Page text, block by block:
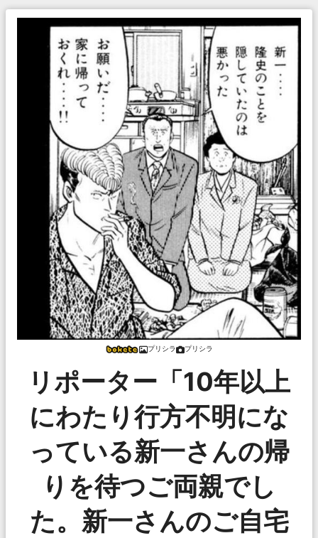
プリシラ プリシラ
リポーター「10年以上
にわたり行方不明にな
っている新一さんの帰
りを待つご両親でし
た。新一さんのご自宅